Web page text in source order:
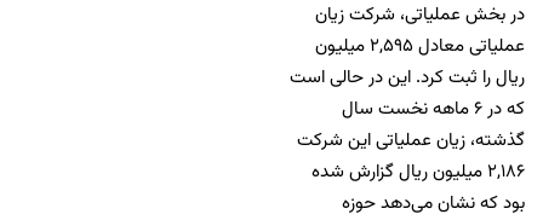
در بخش عملیاتی، شرکت زیان
عملیاتی معادل ۲,۵۹۵ میلیون
ریال را ثبت کرد. این در حالی است
که در ۶ ماهه نخست سال
گذشته، زیان عملیاتی این شرکت
۲,۱۸۶ میلیون ریال گزارش شده
بود که نشان می‌دهد حوزه